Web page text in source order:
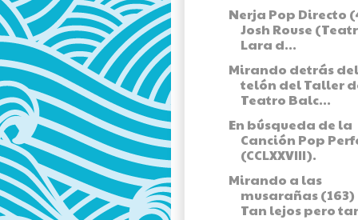
Nerja Pop Directo
Josh Rouse
Lara d...
Mirando detrás del
telón del Taller
Teatro Balc...
En búsqueda de la
Canción Pop
(CCLXXVIII).
Mirando a las
musarañas (163)
Tan lejos pero